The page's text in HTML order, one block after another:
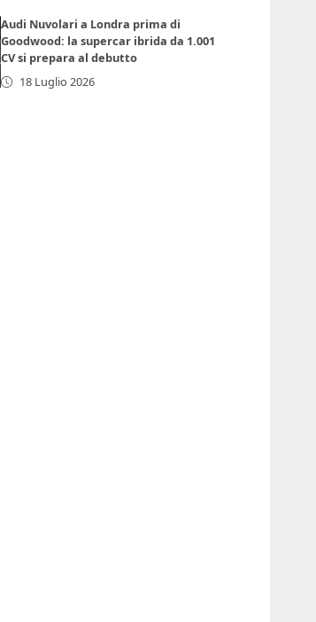
Audi Nuvolari a Londra prima di
Goodwood: la supercar ibrida da 1.001
CV si prepara al debutto
18 Luglio 2026